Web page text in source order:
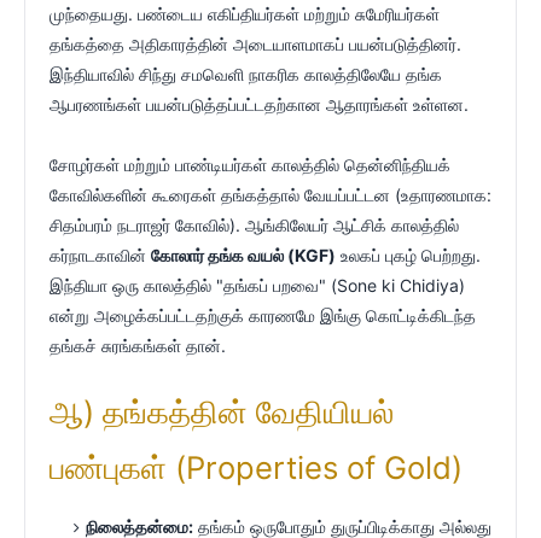
முந்தையது. பண்டைய எகிப்தியர்கள் மற்றும் சுமேரியர்கள்
தங்கத்தை அதிகாரத்தின் அடையாளமாகப் பயன்படுத்தினர்.
இந்தியாவில் சிந்து சமவெளி நாகரிக காலத்திலேயே தங்க
ஆபரணங்கள் பயன்படுத்தப்பட்டதற்கான ஆதாரங்கள் உள்ளன.
சோழர்கள் மற்றும் பாண்டியர்கள் காலத்தில் தென்னிந்தியக்
கோவில்களின் கூரைகள் தங்கத்தால் வேயப்பட்டன (உதாரணமாக:
சிதம்பரம் நடராஜர் கோவில்). ஆங்கிலேயர் ஆட்சிக் காலத்தில்
கர்நாடகாவின் கோலார் தங்க வயல் (KGF) உலகப் புகழ் பெற்றது.
இந்தியா ஒரு காலத்தில் "தங்கப் பறவை" (Sone ki Chidiya)
என்று அழைக்கப்பட்டதற்குக் காரணமே இங்கு கொட்டிக்கிடந்த
தங்கச் சுரங்கங்கள் தான்.
ஆ) தங்கத்தின் வேதியியல்
பண்புகள் (Properties of Gold)
நிலைத்தன்மை: தங்கம் ஒருபோதும் துருப்பிடிக்காது அல்லது